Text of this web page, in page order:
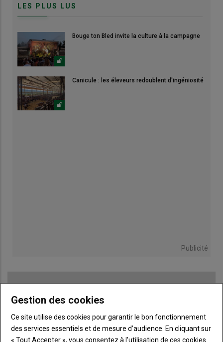
LES PLUS LUS
Bouge ton Bled invite la culture à la campagne
Canicule : les éleveurs redoublent d'ingéniosité
Publicité
TITRE JE M'ABONNE
Body A partir de 85€
Gestion des cookies
Ce site utilise des cookies pour garantir le bon fonctionnement
des services essentiels et de mesure d’audience. En cliquant sur
« Tout Accepter », vous consentez à l’utilisation de ces cookies